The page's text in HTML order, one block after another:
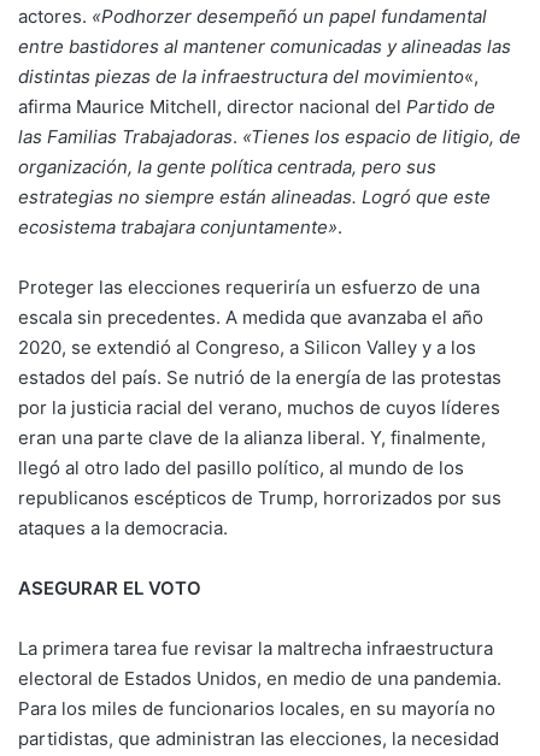
actores. «Podhorzer desempeñó un papel fundamental
entre bastidores al mantener comunicadas y alineadas las
distintas piezas de la infraestructura del movimiento«,
afirma Maurice Mitchell, director nacional del Partido de
las Familias Trabajadoras. «Tienes los espacio de litigio, de
organización, la gente política centrada, pero sus
estrategias no siempre están alineadas. Logró que este
ecosistema trabajara conjuntamente».
Proteger las elecciones requeriría un esfuerzo de una
escala sin precedentes. A medida que avanzaba el año
2020, se extendió al Congreso, a Silicon Valley y a los
estados del país. Se nutrió de la energía de las protestas
por la justicia racial del verano, muchos de cuyos líderes
eran una parte clave de la alianza liberal. Y, finalmente,
llegó al otro lado del pasillo político, al mundo de los
republicanos escépticos de Trump, horrorizados por sus
ataques a la democracia.
ASEGURAR EL VOTO
La primera tarea fue revisar la maltrecha infraestructura
electoral de Estados Unidos, en medio de una pandemia.
Para los miles de funcionarios locales, en su mayoría no
partidistas, que administran las elecciones, la necesidad